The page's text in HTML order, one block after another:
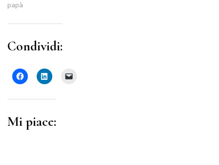
papà
Condividi:
Mi piace: